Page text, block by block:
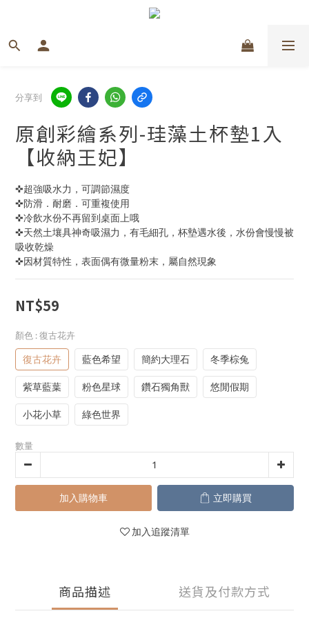
分享到
原創彩繪系列-珪藻土杯墊1入
【收納王妃】
✜超強吸水力，可調節濕度
✜防滑．耐磨．可重複使用
✜冷飲水份不再留到桌面上哦
✜天然土壤具神奇吸濕力，有毛細孔，杯墊遇水後，水份會慢慢被
吸收乾燥
✜因材質特性，表面偶有微量粉末，屬自然現象
NT$59
顏色 : 復古花卉
復古花卉 藍色希望 簡約大理石 冬季棕兔
紫草藍葉 粉色星球 鑽石獨角獸 悠閒假期
小花小草 綠色世界
數量
加入購物車 立即購買
加入追蹤清單
商品描述 送貨及付款方式